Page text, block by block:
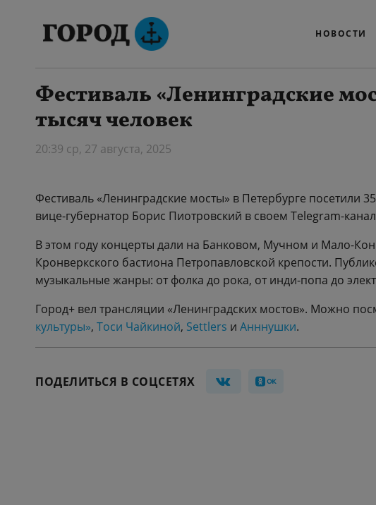
НОВОСТИ
Фестиваль «Ленинградские
тысяч человек
20:39 ср, 27 августа, 2025
Фестиваль «Ленинградские мосты» в Петербурге посетили
вице-губернатор Борис Пиотровский в своем Telegram-
В этом году концерты дали на Банковом, Мучном и Мало-
Кронверкского бастиона Петропавловской крепости.
музыкальные жанры: от фолка до рока, от инди-попа до
Город+ вел трансляции «Ленинградских мостов». Можно
культуры», Тоси Чайкиной, Settlers и Анннушки.
ПОДЕЛИТЬСЯ В СОЦСЕТЯХ